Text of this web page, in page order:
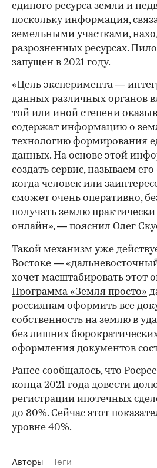
единого ресурса земли и
поскольку информация,
земельными участками,
разрозненных ресурсах.
запущен в 2021 году.
«Цель эксперимента —
данных различных органов
той или иной степени
содержат информацию о
технологию формирования
данных. На основе этой
создать сервис, называем
когда человек или
сможет очень оперативно,
получать землю
онлайн», — пояснил Олег
Такой механизм уже
Востоке —
хочет масштабировать этот
Программа «Земля просто»
россиянам оформить все
собственность на землю в
без лишних
оформления документов
Ранее сообщалось, что
конца 2021 года довести
регистрации ипотечных
до 80%. Сейчас этот
уровне 40%.
Авторы Теги